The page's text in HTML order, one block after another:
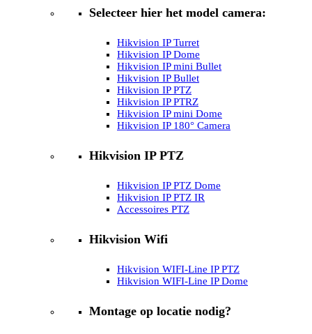
Selecteer hier het model camera:
Hikvision IP Turret
Hikvision IP Dome
Hikvision IP mini Bullet
Hikvision IP Bullet
Hikvision IP PTZ
Hikvision IP PTRZ
Hikvision IP mini Dome
Hikvision IP 180° Camera
Hikvision IP PTZ
Hikvision IP PTZ Dome
Hikvision IP PTZ IR
Accessoires PTZ
Hikvision Wifi
Hikvision WIFI-Line IP PTZ
Hikvision WIFI-Line IP Dome
Montage op locatie nodig?